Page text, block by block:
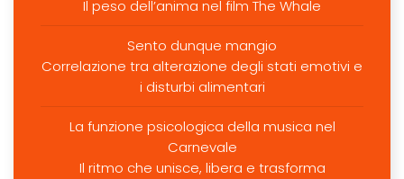
Il peso dell’anima nel film The Whale
Sento dunque mangio
Correlazione tra alterazione degli stati emotivi e
i disturbi alimentari
La funzione psicologica della musica nel
Carnevale
Il ritmo che unisce, libera e trasforma